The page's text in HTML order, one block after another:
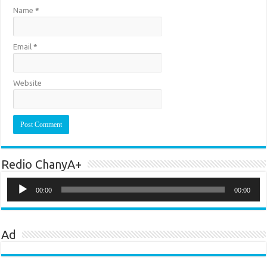
Name*
Email*
Website
Redio ChanyA+
Player
00:00 00:00
Ad